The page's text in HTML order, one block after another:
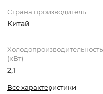
Страна производитель
Китай
Холодопроизводительность
(кВт)
2,1
Все характеристики